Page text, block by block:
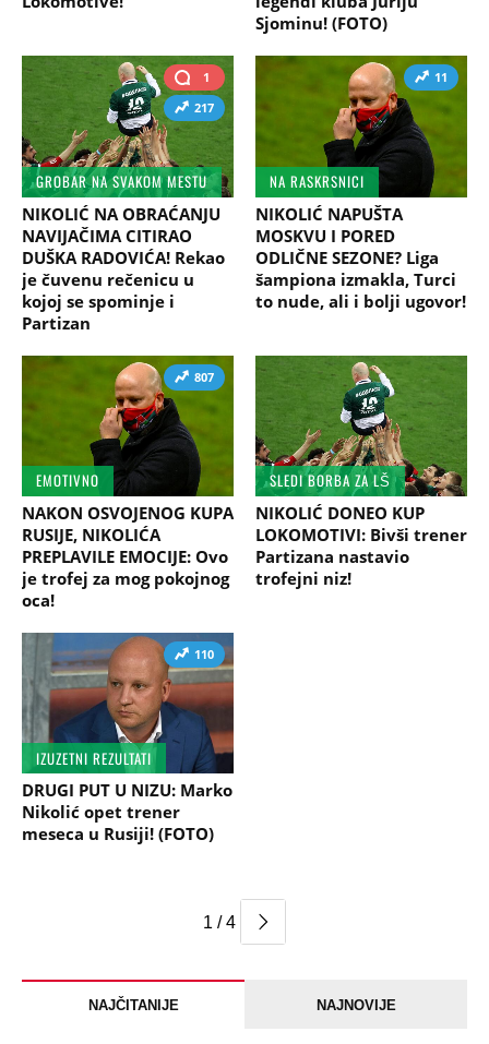
Sjominu! (FOTO)
1
217
GROBAR NA SVAKOM MESTU
NIKOLIĆ NA OBRAĆANJU
NAVIJAČIMA CITIRAO
DUŠKA RADOVIĆA! Rekao
je čuvenu rečenicu u
kojoj se spominje i
Partizan
11
NA RASKRSNICI
NIKOLIĆ NAPUŠTA
MOSKVU I PORED
ODLIČNE SEZONE? Liga
šampiona izmakla, Turci
to nude, ali i bolji ugovor!
807
EMOTIVNO
NAKON OSVOJENOG KUPA
RUSIJE, NIKOLIĆA
PREPLAVILE EMOCIJE: Ovo
je trofej za mog pokojnog
oca!
SLEDI BORBA ZA LŠ
NIKOLIĆ DONEO KUP
LOKOMOTIVI: Bivši trener
Partizana nastavio
trofejni niz!
110
IZUZETNI REZULTATI
DRUGI PUT U NIZU: Marko
Nikolić opet trener
meseca u Rusiji! (FOTO)
1 / 4
NAJČITANIJE NAJNOVIJE